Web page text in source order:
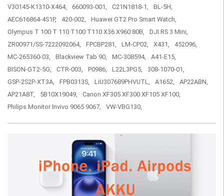
V30145-K1310-X464,
660093-001, C21N1818-1,
BL-5H,
AEC616864-4S1P,
420-002,
Huawei GT2 Pro Smart Watch,
Olympus T 100 T 110 T100 T110 X36 X960 80B,
DJI RS 3 Mini,
ZR00971/SS-7222092064,
FPCBP281, LM-CP02, X431,
452096,
MC-265360-03,
Blackview Tab 90, MC-308594,
A41-E15,
BISON-GT2-5G,
CTR-003, P0986, L22L3PG5,
308-1070-01,
GSP-2S2P-XT3A,
FPB0313S, LiU307689PHVUTL, A1652,
AP22ABN,
AP21A8T,
5B10X19049,
Canon XF305 XF300 XF105 XF100,
Philips Monitor Invivo 9065 9067,
VW-VBG130,